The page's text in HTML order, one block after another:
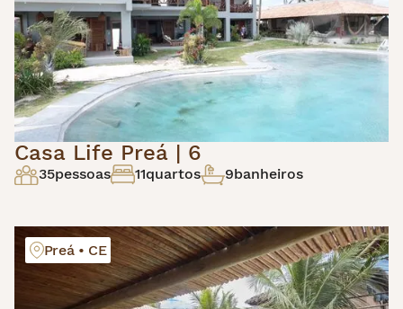
Casa Life Preá | 6
35pessoas 11quartos 9banheiros
Preá • CE